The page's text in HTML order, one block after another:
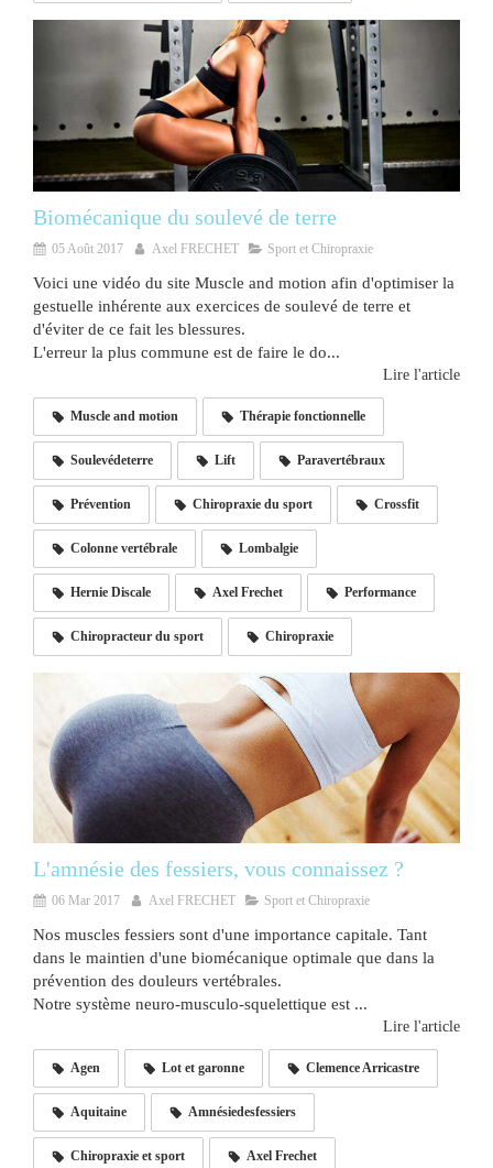
Biomécanique du soulevé de terre
05 Août 2017 Axel FRECHET Sport et Chiropraxie
Voici une vidéo du site Muscle and motion afin d'optimiser la
gestuelle inhérente aux exercices de soulevé de terre et
d'éviter de ce fait les blessures.
L'erreur la plus commune est de faire le do...
Lire l'article
Muscle and motion Thérapie fonctionnelle
Soulevédeterre Lift Paravertébraux
Prévention Chiropraxie du sport Crossfit
Colonne vertébrale Lombalgie
Hernie Discale Axel Frechet Performance
Chiropracteur du sport Chiropraxie
L'amnésie des fessiers, vous connaissez ?
06 Mar 2017 Axel FRECHET Sport et Chiropraxie
Nos muscles fessiers sont d'une importance capitale. Tant
dans le maintien d'une biomécanique optimale que dans la
prévention des douleurs vertébrales.
Notre système neuro-musculo-squelettique est ...
Lire l'article
Agen Lot et garonne Clemence Arricastre
Aquitaine Amnésiedesfessiers
Chiropraxie et sport Axel Frechet